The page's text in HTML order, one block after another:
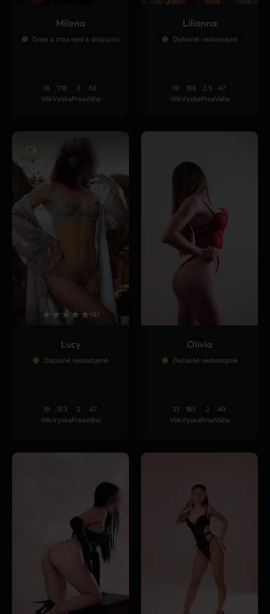
Milena
Dnes a zítra není k dispozici
18
Věk
176
Vyska
2
Prsa
58
Váha
Lilianna
Dočasně nedostupné
19
Věk
168
Vyska
2.5
Prsa
47
Váha
★ ★ ★★ ★ (4)
Lucy
Dočasně nedostupné
19
Věk
153
Vyska
2
Prsa
47
Váha
Olivia
Dočasně nedostupné
21
Věk
165
Vyska
2
Prsa
49
Váha